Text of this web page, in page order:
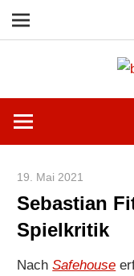
Navigation
springen
erfährst
mehr!
19. Mai 2021
Sebastian
Spielkritik
NachSafehouse